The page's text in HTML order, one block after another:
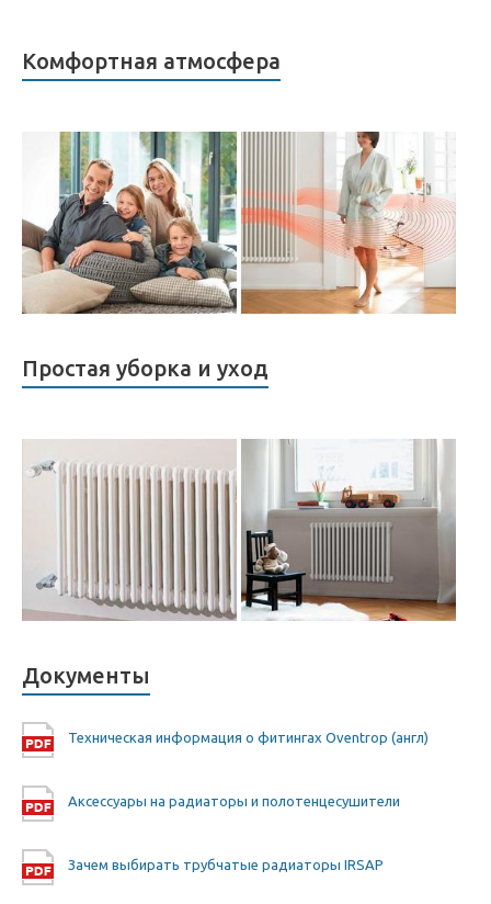
Комфортная атмосфера
Простая уборка и уход
Документы
Техническая информация о фитингах Oventrop (англ)
Аксессуары на радиаторы и полотенцесушители
Зачем выбирать трубчатые радиаторы IRSAP